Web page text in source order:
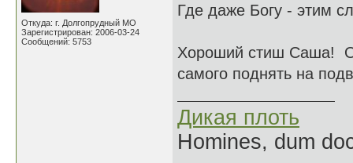
Откуда: г. Долгопрудный МО
Зарегистрирован: 2006-03-24
Сообщений: 5753
Где даже Богу - этим
Хороший стиш Саша! О
самого поднять на
Дикая плоть
Homines, dum